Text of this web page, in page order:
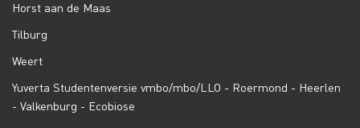
Horst aan de Maas
Tilburg
Weert
Yuverta Studentenversie vmbo/mbo/LLO - Roermond - Heerlen
- Valkenburg - Ecobiose